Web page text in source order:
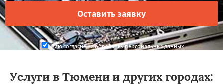
Даю согласие на обработку персональных данных
Услуги в Тюмени и других городах: